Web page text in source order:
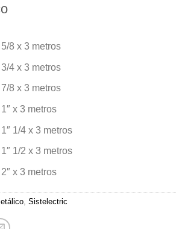
8 x 3 metros
4 x 3 metros
8 x 3 metros
x 3 metros
1/4 x 3 metros
1/2 x 3 metros
x 3 metros
Sistelectric